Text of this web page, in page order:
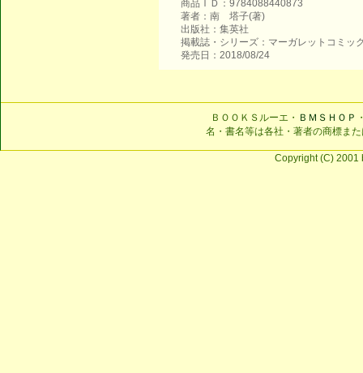
商品ＩＤ：9784088440873
著者：南 塔子(著)
出版社：集英社
掲載誌・シリーズ：マーガレットコミッ
発売日：2018/08/24
ＢＯＯＫＳルーエ・ ＢＭＳＨＯＰ
名・書名等は各社・著者の商標ま
Copyright (C) 2001